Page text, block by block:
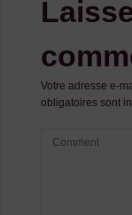
Votre adresse e-
obligatoires sont